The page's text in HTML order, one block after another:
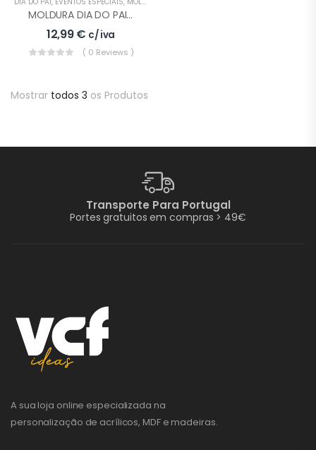
Candeeiro Led –
DIA DO PAI COM
MOLDURA DIA DO PAI COM FOTO
12,99€ c/ iva
( 0 Reviews )
Mostrar todos 3 os Produtos
Transporte Para Portugal
Portes gratuitos em compras > 49€
A sua loja online especializada na
personalização de acrílicos, MDF e madeiras.